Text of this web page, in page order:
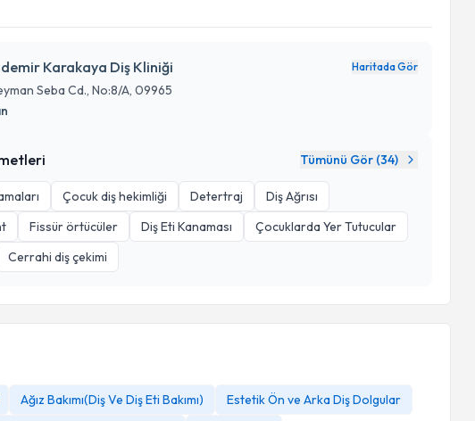
Karakaya Diş Kliniği Haritada Gör
Seba Cd., No:8/A, 09965
Tümünü Gör (34)
Çocuk diş hekimliği Detertraj
Diş Ağrısı
Fissür örtücüler Diş Eti Kanaması
Çocuklarda Yer Tutucular
Cerrahi diş çekimi
Ağız Bakımı(Diş Ve Diş Eti Bakımı)
Estetik Ön ve Arka Diş Dolgular